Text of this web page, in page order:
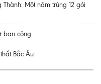
Một năm trúng 12 gói
ban công
Bắc Âu